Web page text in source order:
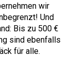
wir
Und
Bis zu 500 €
sind ebenfalls
für alle.